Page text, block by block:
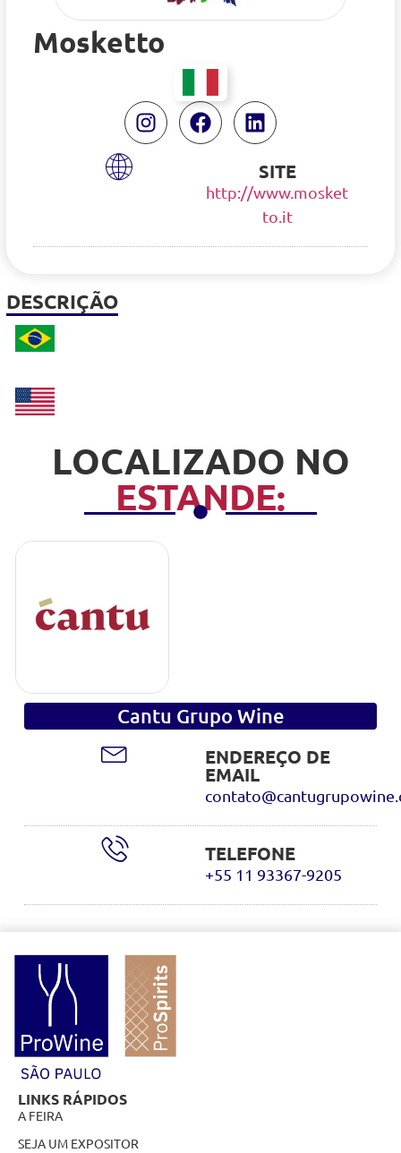
DESCRIÇÃO
LOCALIZADO NO
ESTANDE:
Cantu Grupo Wine
ENDEREÇO DE
EMAIL
TELEFONE
+55 11 93367-9205
Mosketto
SITE
http://www.mosket
to.it
LINKS RÁPIDOS
A FEIRA
SEJA UM EXPOSITOR